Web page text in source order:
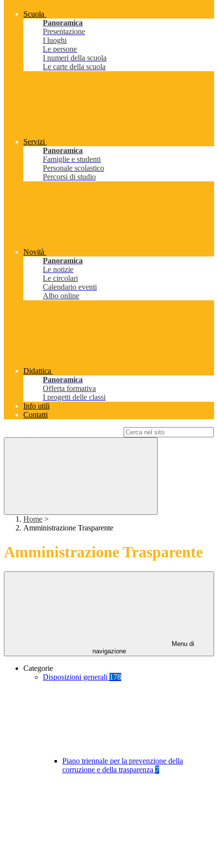
Scuola
Panoramica
Presentazione
I luoghi
Le persone
I numeri della scuola
Le carte della scuola
Servizi
Panoramica
Famiglie e studenti
Personale scolastico
Percorsi di studio
Novità
Panoramica
Le notizie
Le circolari
Calendario eventi
Albo online
Didattica
Panoramica
Offerta formativa
I progetti delle classi
Info utili
Contatti
Home >
Amministrazione Trasparente
Amministrazione Trasparente
Menu di
navigazione
Categorie
Disposizioni generali 178
Piano triennale per la prevenzione della
corruzione e della trasparenza 7